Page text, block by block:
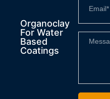
Organoclay
For Water
Based
Coatings